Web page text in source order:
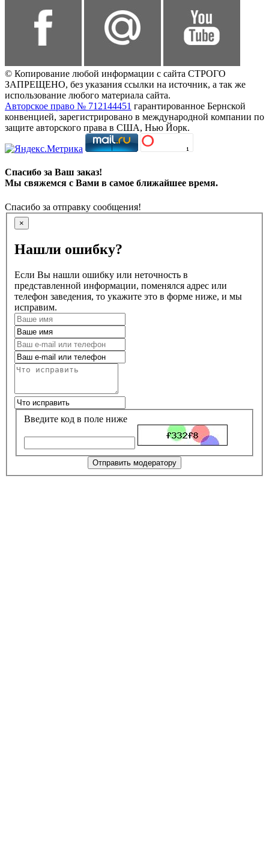
© Копирование любой информации с сайта СТРОГО
ЗАПРЕЩЕНО, без указания ссылки на источник, а так же
использование любого материала сайта.
Авторское право № 712144451 гарантированное Бернской
конвенцией, зарегистрировано в международной компании по
защите авторского права в США, Нью Йорк.
Спасибо за Ваш заказ!
Мы свяжемся с Вами в самое ближайшее время.
Спасибо за отправку сообщения!
×
Нашли ошибку?
Если Вы нашли ошибку или неточность в
представленной информации, поменялся адрес или
телефон заведения, то укажите это в форме ниже, и мы
исправим.
Введите код в поле ниже
Отправить модератору